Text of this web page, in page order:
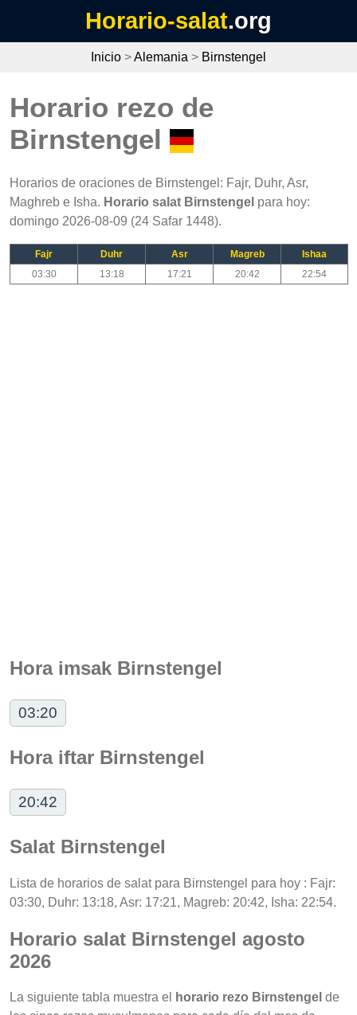
Horario-salat.org
Inicio >Alemania > Birnstengel
Horario rezo de
Birnstengel
Horarios de oraciones de Birnstengel: Fajr, Duhr, Asr,
Maghreb e Isha. Horario salat Birnstengel para hoy:
domingo 2026-08-09 (24 Safar 1448).
Fajr Duhr Asr Magreb
Ishaa
03:30
13:18 17:21 20:42 22:54
Hora imsak Birnstengel
03:20
Hora iftar Birnstengel
20:42
Salat Birnstengel
Lista de horarios de salat para Birnstengel para hoy : Fajr:
03:30, Duhr: 13:18, Asr: 17:21, Magreb: 20:42, Isha: 22:54.
Horario salat Birnstengel agosto
2026
La siguiente tabla muestra el horario rezo Birnstengel de